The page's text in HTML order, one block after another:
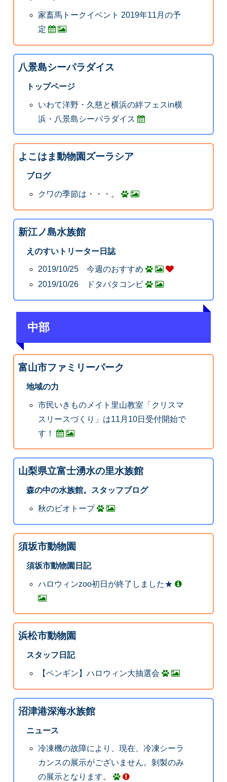
家畜馬トークイベント 2019年11月の予
定
八景島シーパラダイス
トップページ
いわて洋野・久慈と横浜の絆フェスin横
浜・八景島シーパラダイス
よこはま動物園ズーラシア
ブログ
クワの季節は・・・。
新江ノ島水族館
えのすいトリーター日誌
2019/10/25 今週のおすすめ
2019/10/26 ドタバタコンビ
中部
富山市ファミリーパーク
地域の力
市民いきものメイト里山教室「クリスマ
スリースづくり」は11月10日受付開始で
す！
山梨県立富士湧水の里水族館
森の中の水族館。スタッフブログ
秋のビオトープ
須坂市動物園
須坂市動物園日記
ハロウィンzoo初日が終了しました★
浜松市動物園
スタッフ日記
【ペンギン】ハロウィン大抽選会
沼津港深海水族館
ニュース
冷凍機の故障により、現在、冷凍シーラ
カンスの展示がございません。剝製のみ
の展示となります。